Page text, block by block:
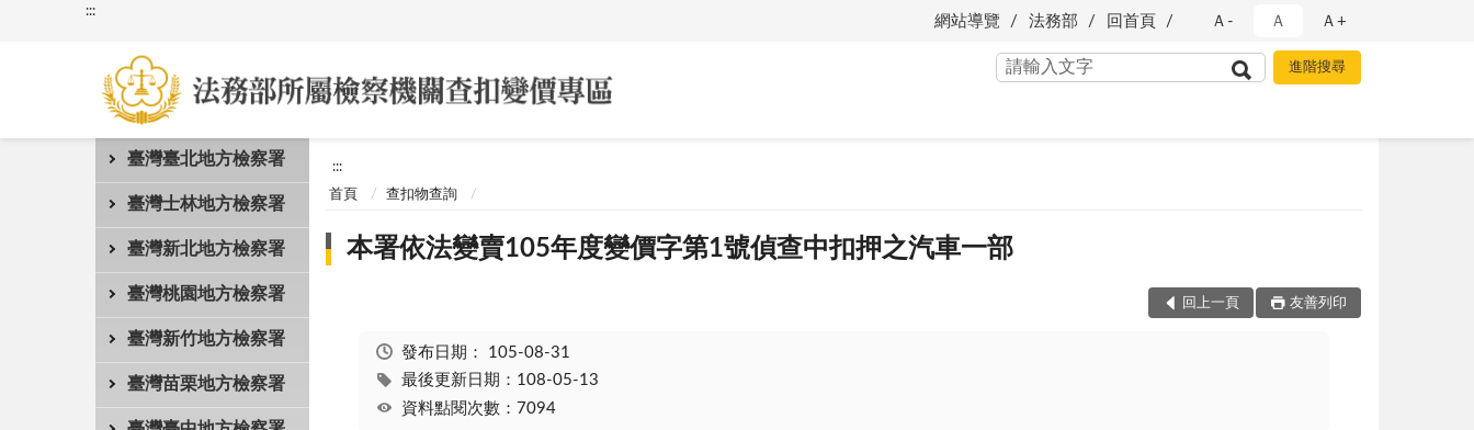
:::
網站導覽 法務部 回首頁 Ａ- Ａ Ａ+
臺灣臺北地方檢察署
臺灣士林地方檢察署
臺灣新北地方檢察署
臺灣桃園地方檢察署
臺灣新竹地方檢察署
臺灣苗栗地方檢察署
:::
首頁 查扣物查詢
本署依法變賣105年度變價字第1號偵查中扣押之汽車一部
回上一頁 友善列印
發布日期： 105-08-31
最後更新日期：108-05-13
資料點閱次數：7094